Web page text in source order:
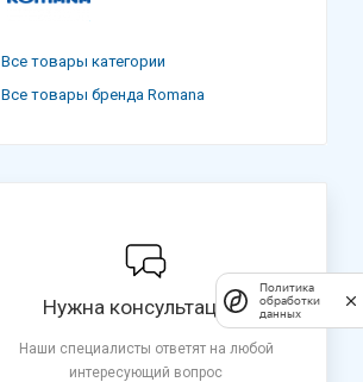
Все товары категории
Все товары бренда Romana
Нужна консультация?
Наши специалисты ответят на любой
интересующий вопрос
Политика
обработки
данных